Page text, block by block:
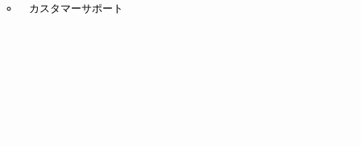
カスタマーサポート